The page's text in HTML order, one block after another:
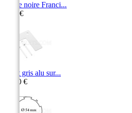
Butée noire Franci...
2,90 €
Arrêt gris alu sur...
16,50 €